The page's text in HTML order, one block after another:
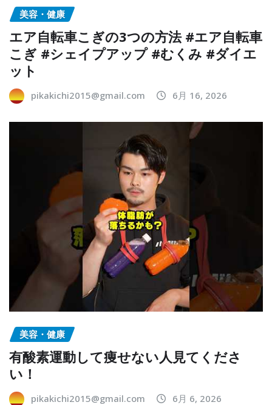
美容・健康
エア自転車こぎの3つの方法 #エア自転車
こぎ #シェイプアップ #むくみ #ダイエ
ット
pikakichi2015@gmail.com 6月 16, 2026
美容・健康
有酸素運動して痩せない人見てくださ
い！
pikakichi2015@gmail.com 6月 6, 2026